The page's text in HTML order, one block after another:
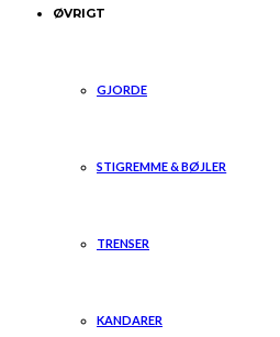
ØVRIGT
GJORDE
STIGREMME & BØJLER
TRENSER
KANDARER